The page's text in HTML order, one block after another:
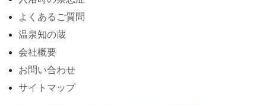
よくあるご質問
温泉知の蔵
会社概要
お問い合わせ
サイトマップ